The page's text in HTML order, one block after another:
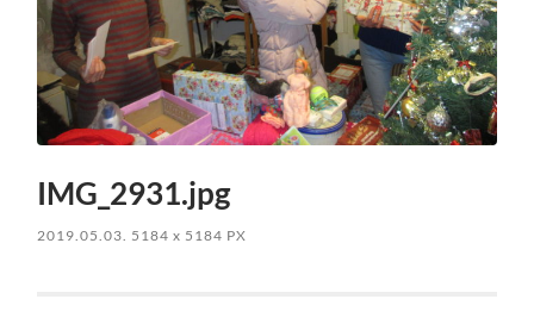
IMG_2931.jpg
2019.05.03. 5184x 5184 PX